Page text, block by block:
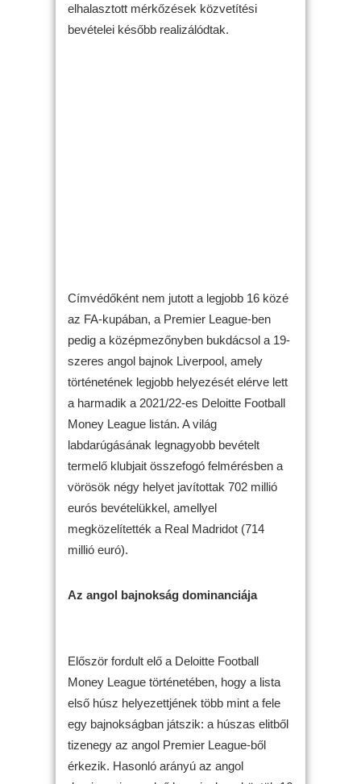
elhalasztott mérkőzések közvetítési
bevételei később realizálódtak.
Címvédőként nem jutott a legjobb 16 közé
az FA-kupában, a Premier League-ben
pedig a középmezőnyben bukdácsol a 19-
szeres angol bajnok Liverpool, amely
történetének legjobb helyezését elérve lett
a harmadik a 2021/22-es Deloitte Football
Money League listán. A világ
labdarúgásának legnagyobb bevételt
termelő klubjait összefogó felmérésben a
vörösök négy helyet javítottak 702 millió
eurós bevételükkel, amellyel
megközelítették a Real Madridot (714
millió euró).
Az angol bajnokság dominanciája
Először fordult elő a Deloitte Football
Money League történetében, hogy a lista
első húsz helyezettjének több mint a fele
egy bajnokságban játszik: a húszas elitből
tizenegy az angol Premier League-ből
érkezik. Hasonló arányú az angol